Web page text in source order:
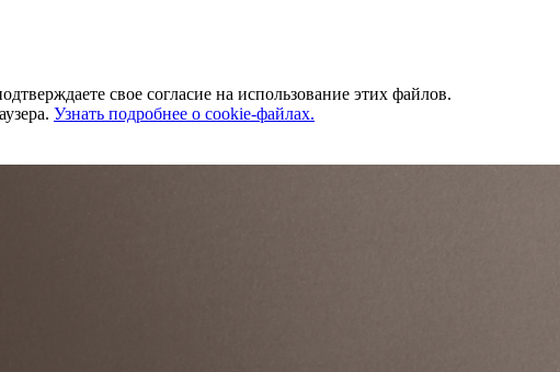
свое согласие на использование этих файлов.
Узнать подробнее о cookie-файлах.